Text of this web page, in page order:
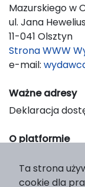
Mazurskiego w
ul. Jana
11-041 Olsztyn
Strona WWW
e-mail:
Ważne adresy
Deklaracja
O platformie
Support &
Ta strona
cookie dla